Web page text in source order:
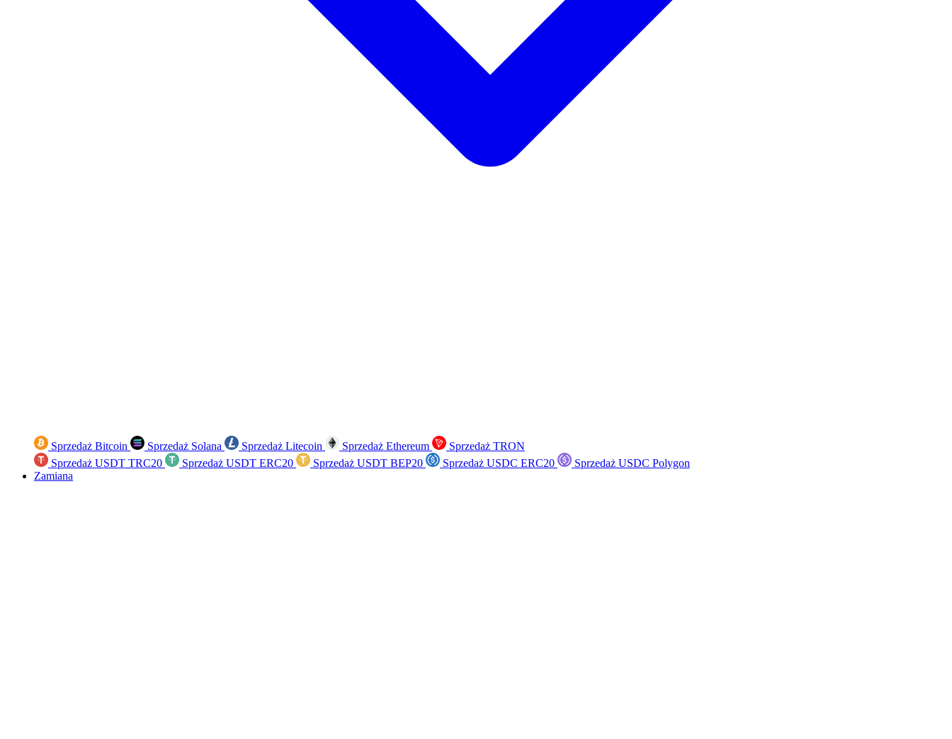
Sprzedaż Bitcoin Sprzedaż Solana Sprzedaż Litecoin Sprzedaż Ethereum
Sprzedaż TRON
Sprzedaż USDT TRC20
Sprzedaż USDT ERC20 Sprzedaż USDT BEP20 Sprzedaż USDC ERC20
Sprzedaż USDC Polygon
Zamiana